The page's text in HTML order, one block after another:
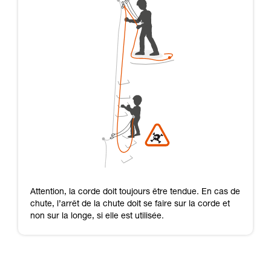
Attention, la corde doit toujours être tendue. En cas de
chute, l’arrêt de la chute doit se faire sur la corde et
non sur la longe, si elle est utilisée.